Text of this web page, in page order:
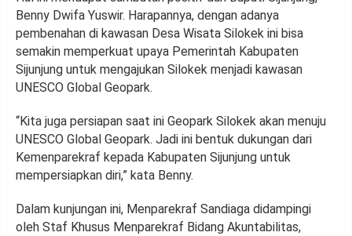
Benny Dwifa Yuswir. Harapannya, dengan adanya
pembenahan di kawasan Desa Wisata Silokek ini bisa
semakin memperkuat upaya Pemerintah Kabupaten
Sijunjung untuk mengajukan Silokek menjadi kawasan
UNESCO Global Geopark.
“Kita juga persiapan saat ini Geopark Silokek akan menuju
UNESCO Global Geopark. Jadi ini bentuk dukungan dari
Kemenparekraf kepada Kabupaten Sijunjung untuk
mempersiapkan diri,” kata Benny.
Dalam kunjungan ini, Menparekraf Sandiaga didampingi
oleh Staf Khusus Menparekraf Bidang Akuntabilitas,